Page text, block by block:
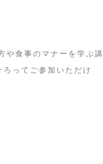
や食事のマナーを学ぶ講
ってご参加いただけ